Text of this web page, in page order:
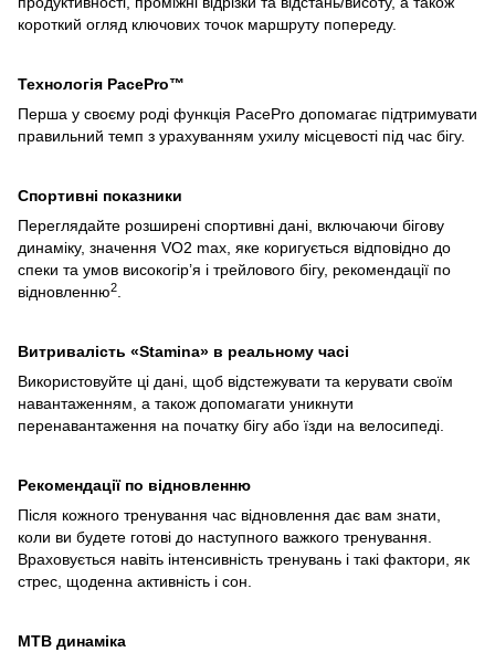
короткий огляд ключових точок маршруту попереду.
Технологія PacePro™
Перша у своєму роді функція PacePro допомагає підтримувати
правильний темп з урахуванням ухилу місцевості під час бігу.
Спортивні показники
Переглядайте розширені спортивні дані, включаючи бігову
динаміку, значення VO2 max, яке коригується відповідно до
спеки та умов високогір’я і трейлового бігу, рекомендації по
відновленню2.
Витривалість «Stamina» в реальному часі
Використовуйте ці дані, щоб відстежувати та керувати своїм
навантаженням, а також допомагати уникнути
перенавантаження на початку бігу або їзди на велосипеді.
Рекомендації по відновленню
Після кожного тренування час відновлення дає вам знати,
коли ви будете готові до наступного важкого тренування.
Враховується навіть інтенсивність тренувань і такі фактори, як
стрес, щоденна активність і сон.
MTB динаміка